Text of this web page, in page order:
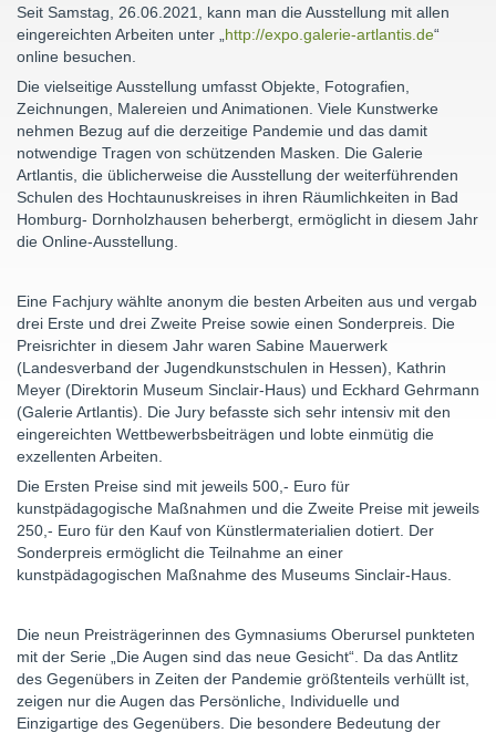
Seit Samstag, 26.06.2021, kann man die Ausstellung mit allen
eingereichten Arbeiten unter „ http://expo.galerie-artlantis.de“
online besuchen.
Die vielseitige Ausstellung umfasst Objekte, Fotografien,
Zeichnungen, Malereien und Animationen. Viele Kunstwerke
nehmen Bezug auf die derzeitige Pandemie und das damit
notwendige Tragen von schützenden Masken. Die Galerie
Artlantis, die üblicherweise die Ausstellung der weiterführenden
Schulen des Hochtaunuskreises in ihren Räumlichkeiten in Bad
Homburg- Dornholzhausen beherbergt, ermöglicht in diesem Jahr
die Online-Ausstellung.
Eine Fachjury wählte anonym die besten Arbeiten aus und vergab
drei Erste und drei Zweite Preise sowie einen Sonderpreis. Die
Preisrichter in diesem Jahr waren Sabine Mauerwerk
(Landesverband der Jugendkunstschulen in Hessen), Kathrin
Meyer (Direktorin Museum Sinclair-Haus) und Eckhard Gehrmann
(Galerie Artlantis). Die Jury befasste sich sehr intensiv mit den
eingereichten Wettbewerbsbeiträgen und lobte einmütig die
exzellenten Arbeiten.
Die Ersten Preise sind mit jeweils 500,- Euro für
kunstpädagogische Maßnahmen und die Zweite Preise mit jeweils
250,- Euro für den Kauf von Künstlermaterialien dotiert. Der
Sonderpreis ermöglicht die Teilnahme an einer
kunstpädagogischen Maßnahme des Museums Sinclair-Haus.
Die neun Preisträgerinnen des Gymnasiums Oberursel punkteten
mit der Serie „Die Augen sind das neue Gesicht“. Da das Antlitz
des Gegenübers in Zeiten der Pandemie größtenteils verhüllt ist,
zeigen nur die Augen das Persönliche, Individuelle und
Einzigartige des Gegenübers. Die besondere Bedeutung der